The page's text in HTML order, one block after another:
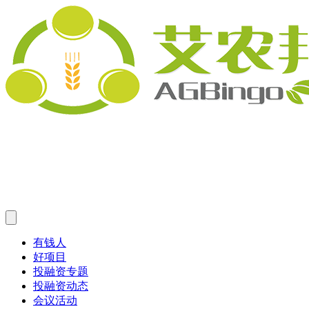
有钱人
好项目
投融资专题
投融资动态
会议活动